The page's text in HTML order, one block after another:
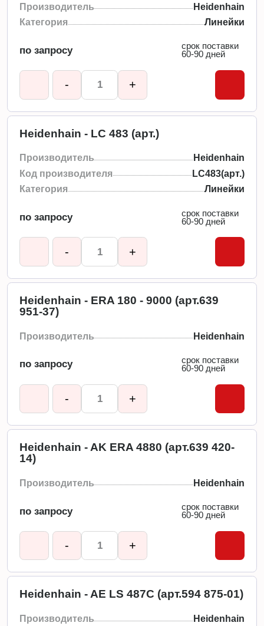
Производитель
Heidenhain
Категория
Линейки
по запросу
срок поставки
60-90 дней
- +
Heidenhain - LC 483 (арт.)
Производитель
Heidenhain
Код производителя
LC483(арт.)
Категория
Линейки
по запросу
срок поставки
60-90 дней
- +
Heidenhain - ERA 180 - 9000 (арт.639
951-37)
Производитель Heidenhain
по запросу
срок поставки
60-90 дней
- +
Heidenhain - AK ERA 4880 (арт.639 420-
14)
Производитель Heidenhain
по запросу
срок поставки
60-90 дней
- +
Heidenhain - AE LS 487C (арт.594 875-01)
Производитель Heidenhain